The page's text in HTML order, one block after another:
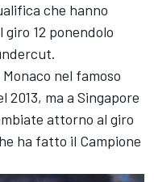
che hanno
giro 12 ponendolo
nel famoso
2013, ma a Singapore
attorno al giro
ha fatto il Campione